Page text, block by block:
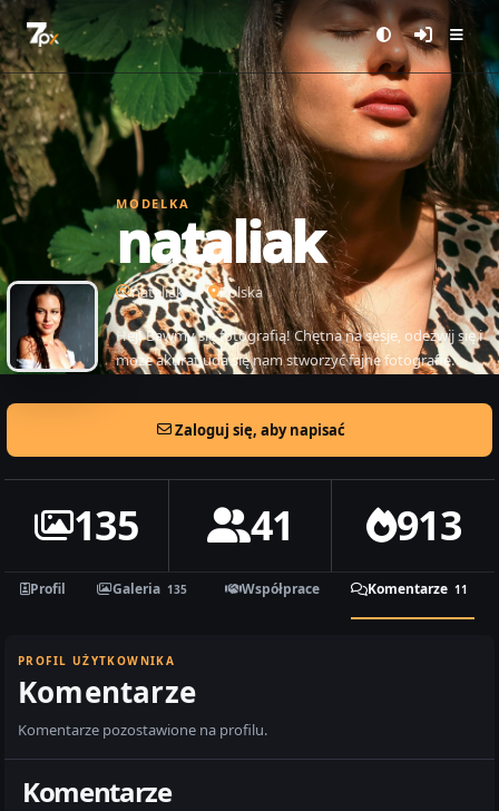
MODELKA
nataliak
nataliak Polska
Hej! Bawmy się fotografią! Chętna na sesje, odezwij się i
może akurat uda się nam stworzyć fajne fotografie.
Zaloguj się, aby napisać
135 41 913
Profil Galeria 135 Współprace Komentarze 11
PROFIL UŻYTKOWNIKA
Komentarze
Komentarze pozostawione na profilu.
Komentarze